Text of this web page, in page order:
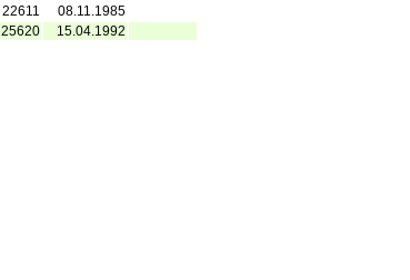
22611
08.11.1985
25620 15.04.1992